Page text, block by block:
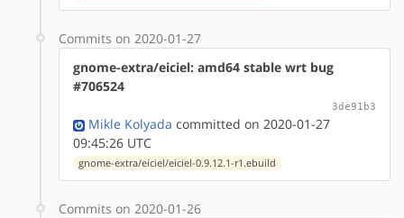
Commits on 2020-01-27
gnome-extra/eiciel: amd64 stable wrt bug
#706524
3de91b3
Mikle Kolyada committed on 2020-01-27
09:45:26 UTC
gnome-extra/eiciel/eiciel-0.9.12.1-r1.ebuild
Commits on 2020-01-26